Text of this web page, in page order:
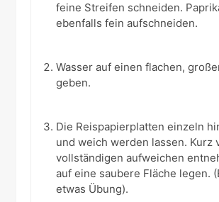
feine Streifen schneiden.
ebenfalls fein aufschneiden.
Wasser auf einen flachen,
geben.
Die Reispapierplatten einzeln
und weich werden lassen. Kurz
vollständigen aufweichen
auf eine saubere Fläche legen.
etwas Übung).